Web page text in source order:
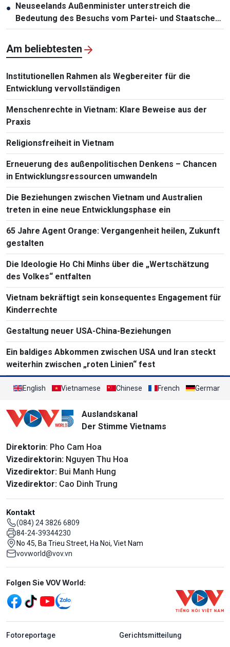
● Neuseelands Außenminister unterstreich die
Bedeutung des Besuchs vom Partei- und Staatschef
To Lam
Am beliebtesten
Institutionellen Rahmen als Wegbereiter für die
Entwicklung vervollständigen
Menschenrechte in Vietnam: Klare Beweise aus der
Praxis
Religionsfreiheit in Vietnam
Erneuerung des außenpolitischen Denkens – Chancen
in Entwicklungsressourcen umwandeln
Die Beziehungen zwischen Vietnam und Australien
treten in eine neue Entwicklungsphase ein
65 Jahre Agent Orange: Vergangenheit heilen, Zukunft
gestalten
Die Ideologie Ho Chi Minhs über die „Wertschätzung
des Volkes“ entfalten
Vietnam bekräftigt sein konsequentes Engagement für
Kinderrechte
Gestaltung neuer USA-China-Beziehungen
Ein baldiges Abkommen zwischen USA und Iran steckt
weiterhin zwischen „roten Linien“ fest
English Vietnamese Chinese French German
Auslandskanal
Der Stimme Vietnams
Direktorin: Pho Cam Hoa
Vizedirektorin: Nguyen Thu Hoa
Vizedirektor: Bui Manh Hung
Vizedirektor: Cao Dinh Trung
Kontakt
(084) 24 3826 6809
84-24-39344230
No 45, Ba Trieu Street, Ha Noi, Viet Nam
vovworld@vov.vn
Mạng xã hội
Folgen Sie VOV World:
menu footer tiếng Đức
Fotoreportage Gerichtsmitteilung